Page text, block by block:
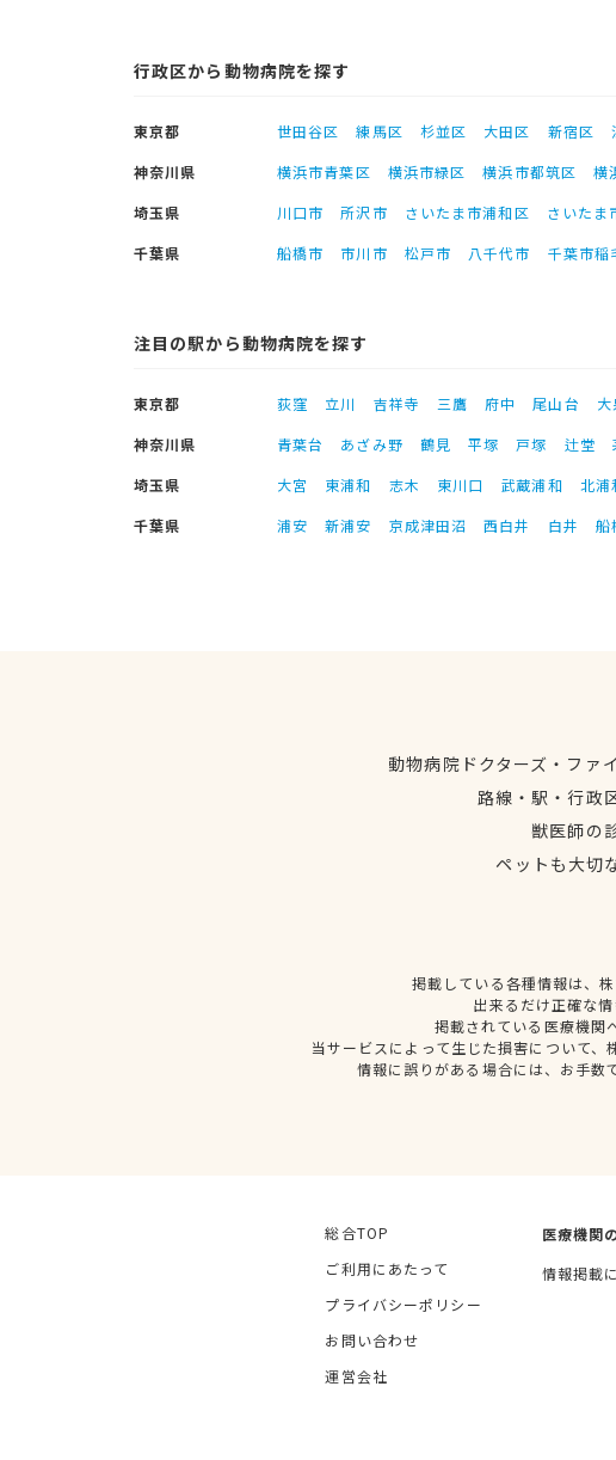
行政区から動物病院を探す
東京都 世田谷区 練馬区 杉並区 大田区 新宿区
神奈川県
横浜市青葉区 横浜市緑区 横浜市都筑区 横
埼玉県
川口市 所沢市 さいたま市浦和区 さいたま
千葉県
船橋市 市川市 松戸市 八千代市 千葉市稲
注目の駅から動物病院を探す
東京都 荻窪 立川 吉祥寺 三鷹 府中 尾山台
神奈川県
青葉台 あざみ野 鶴見 平塚 戸塚 辻堂
埼玉県
大宮 東浦和 志木 東川口 武蔵浦和 北浦
千葉県
浦安 新浦安 京成津田沼 西白井 白井 船
動物病院ドクターズ・ファ
路線・駅・行政
獣医師の
ペットも大切
掲載している各種情報は、
出来るだけ正確な
掲載されている医療機関
当サービスによって生じた損害について
情報に誤りがある場合には、お手
総合TOP
ご利用にあたって
プライバシーポリシー
お問い合わせ
運営会社
医療機関
情報掲載